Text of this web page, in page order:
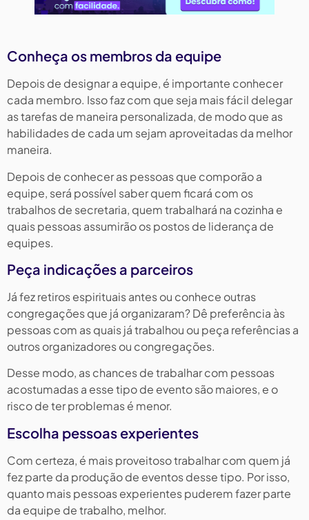
Conheça os membros da equipe
Depois de designar a equipe, é importante conhecer
cada membro. Isso faz com que seja mais fácil delegar
as tarefas de maneira personalizada, de modo que as
habilidades de cada um sejam aproveitadas da melhor
maneira.
Depois de conhecer as pessoas que comporão a
equipe, será possível saber quem ficará com os
trabalhos de secretaria, quem trabalhará na cozinha e
quais pessoas assumirão os postos de liderança de
equipes.
Peça indicações a parceiros
Já fez retiros espirituais antes ou conhece outras
congregações que já organizaram? Dê preferência às
pessoas com as quais já trabalhou ou peça referências a
outros organizadores ou congregações.
Desse modo, as chances de trabalhar com pessoas
acostumadas a esse tipo de evento são maiores, e o
risco de ter problemas é menor.
Escolha pessoas experientes
Com certeza, é mais proveitoso trabalhar com quem já
fez parte da produção de eventos desse tipo. Por isso,
quanto mais pessoas experientes puderem fazer parte
da equipe de trabalho, melhor.